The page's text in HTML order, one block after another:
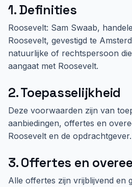
1. Definities
Roosevelt: Sam Swaab,
Roosevelt, gevestigd te
natuurlijke of rechtspersoon
aangaat met Roosevelt.
2. Toepasselijkheid
Deze voorwaarden zijn van
aanbiedingen, offertes en
Roosevelt en de opdrachtgever.
3. Offertes en
Alle offertes zijn vrijblijvend en